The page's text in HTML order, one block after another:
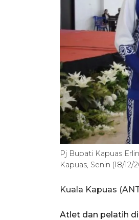
Pj Bupati Kapuas
Kapuas, Senin (18/12/
Kuala Kapuas
Atlet dan pelatih